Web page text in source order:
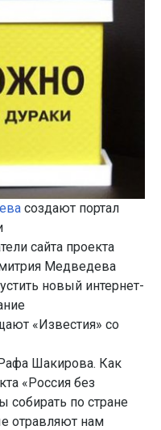
создают портал
сайта проекта
Медведева
новый интернет-
«Известия» со
Шакирова. Как
«Россия без
собирать по стране
отравляют нам